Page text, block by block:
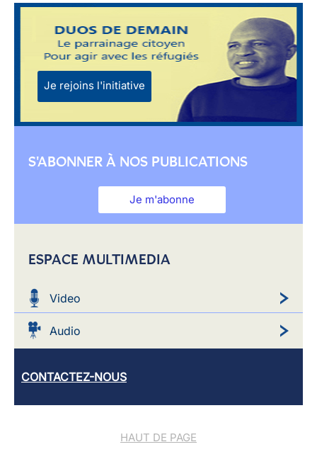
Je rejoins l'initiative
S'ABONNER À NOS PUBLICATIONS
Je m'abonne
ESPACE MULTIMEDIA
Video
Audio
CONTACTEZ-NOUS
HAUT DE PAGE